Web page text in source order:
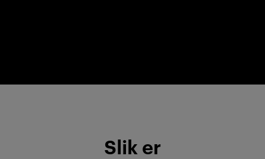
Slik er